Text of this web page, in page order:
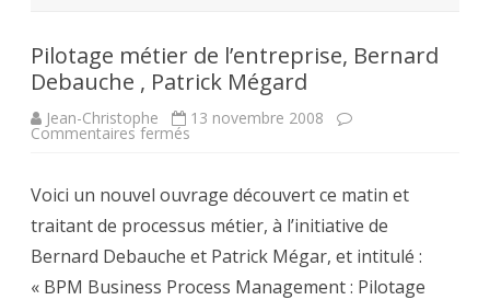
Pilotage métier de l’entreprise, Bernard
Debauche , Patrick Mégard
Jean-Christophe 13 novembre 2008
Commentaires fermés
l’entreprise,
Bernard
Debauche
,
Patrick
Mégard
Voici un nouvel ouvrage découvert ce matin et
traitant de processus métier, à l’initiative de
Bernard Debauche et Patrick Mégar, et intitulé :
« BPM Business Process Management : Pilotage